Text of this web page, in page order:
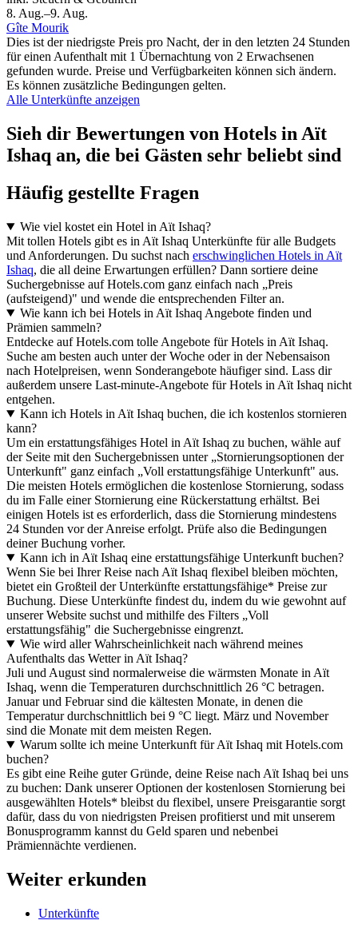
8. Aug.–9. Aug.
Gîte Mourik
Dies ist der niedrigste Preis pro Nacht, der in den letzten 24 Stunden
für einen Aufenthalt mit 1 Übernachtung von 2 Erwachsenen
gefunden wurde. Preise und Verfügbarkeiten können sich ändern.
Es können zusätzliche Bedingungen gelten.
Alle Unterkünfte anzeigen
Sieh dir Bewertungen von Hotels in Aït
Ishaq an, die bei Gästen sehr beliebt sind
Häufig gestellte Fragen
Wie viel kostet ein Hotel in Aït Ishaq?
Mit tollen Hotels gibt es in Aït Ishaq Unterkünfte für alle Budgets
und Anforderungen. Du suchst nach erschwinglichen Hotels in Aït
Ishaq, die all deine Erwartungen erfüllen? Dann sortiere deine
Suchergebnisse auf Hotels.com ganz einfach nach „Preis
(aufsteigend)" und wende die entsprechenden Filter an.
Wie kann ich bei Hotels in Aït Ishaq Angebote finden und
Prämien sammeln?
Entdecke auf Hotels.com tolle Angebote für Hotels in Aït Ishaq.
Suche am besten auch unter der Woche oder in der Nebensaison
nach Hotelpreisen, wenn Sonderangebote häufiger sind. Lass dir
außerdem unsere Last-minute-Angebote für Hotels in Aït Ishaq nicht
entgehen.
Kann ich Hotels in Aït Ishaq buchen, die ich kostenlos stornieren
kann?
Um ein erstattungsfähiges Hotel in Aït Ishaq zu buchen, wähle auf
der Seite mit den Suchergebnissen unter „Stornierungsoptionen der
Unterkunft" ganz einfach „Voll erstattungsfähige Unterkunft" aus.
Die meisten Hotels ermöglichen die kostenlose Stornierung, sodass
du im Falle einer Stornierung eine Rückerstattung erhältst. Bei
einigen Hotels ist es erforderlich, dass die Stornierung mindestens
24 Stunden vor der Anreise erfolgt. Prüfe also die Bedingungen
deiner Buchung vorher.
Kann ich in Aït Ishaq eine erstattungsfähige Unterkunft buchen?
Wenn Sie bei Ihrer Reise nach Aït Ishaq flexibel bleiben möchten,
bietet ein Großteil der Unterkünfte erstattungsfähige* Preise zur
Buchung. Diese Unterkünfte findest du, indem du wie gewohnt auf
unserer Website suchst und mithilfe des Filters „Voll
erstattungsfähig" die Suchergebnisse eingrenzt.
Wie wird aller Wahrscheinlichkeit nach während meines
Aufenthalts das Wetter in Aït Ishaq?
Juli und August sind normalerweise die wärmsten Monate in Aït
Ishaq, wenn die Temperaturen durchschnittlich 26 °C betragen.
Januar und Februar sind die kältesten Monate, in denen die
Temperatur durchschnittlich bei 9 °C liegt. März und November
sind die Monate mit dem meisten Regen.
Warum sollte ich meine Unterkunft für Aït Ishaq mit Hotels.com
buchen?
Es gibt eine Reihe guter Gründe, deine Reise nach Aït Ishaq bei uns
zu buchen: Dank unserer Optionen der kostenlosen Stornierung bei
ausgewählten Hotels* bleibst du flexibel, unsere Preisgarantie sorgt
dafür, dass du von niedrigsten Preisen profitierst und mit unserem
Bonusprogramm kannst du Geld sparen und nebenbei
Prämiennächte verdienen.
Weiter erkunden
Unterkünfte